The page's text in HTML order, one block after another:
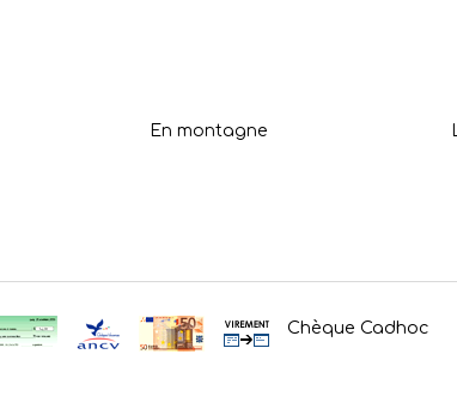
En montagne
Chèque Cadhoc